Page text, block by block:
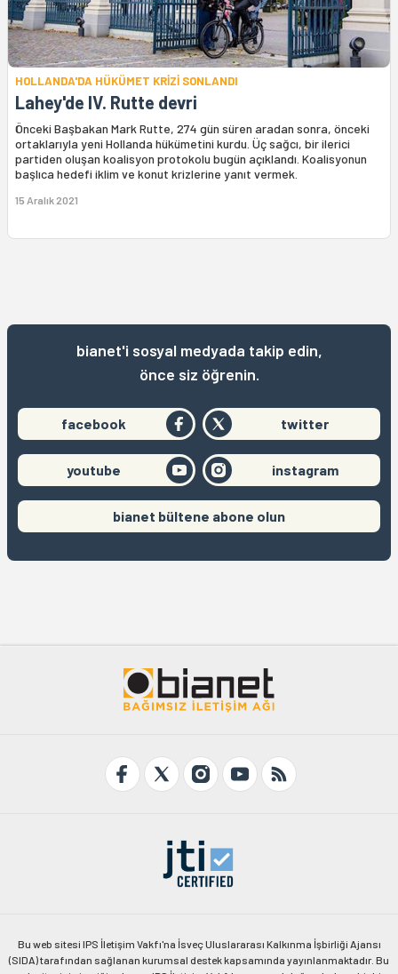
HOLLANDA'DA HÜKÜMET KRİZİ SONLANDI
Lahey'de IV. Rutte devri
Önceki Başbakan Mark Rutte, 274 gün süren aradan sonra, önceki
ortaklarıyla yeni Hollanda hükümetini kurdu. Üç sağcı, bir ilerici
partiden oluşan koalisyon protokolu bugün açıklandı. Koalisyonun
başlıca hedefi iklim ve konut krizlerine yanıt vermek.
15 Aralık 2021
bianet'i sosyal medyada takip edin,
önce siz öğrenin.
facebook twitter
youtube instagram
bianet bültene abone olun
Bu web sitesi IPS İletişim Vakfı'na İsveç Uluslararası Kalkınma İşbirliği Ajansı
(SIDA) tarafından sağlanan kurumsal destek kapsamında yayınlanmaktadır. Bu